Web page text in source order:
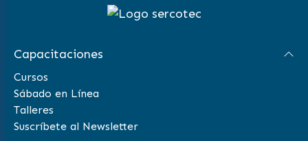
Capacitaciones
Cursos
Sábado en Línea
Talleres
Suscríbete al Newsletter